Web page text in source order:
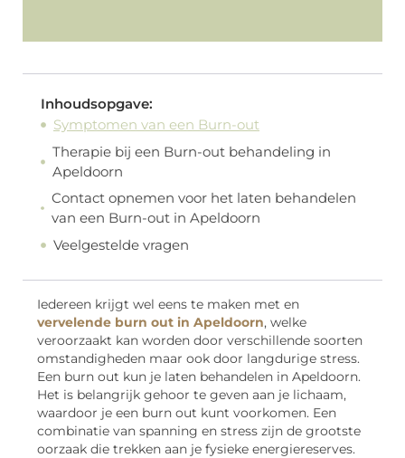
Inhoudsopgave:
Symptomen van een Burn-out
Therapie bij een Burn-out behandeling in
Apeldoorn
Contact opnemen voor het laten behandelen
van een Burn-out in Apeldoorn
Veelgestelde vragen
Iedereen krijgt wel eens te maken met en
vervelende burn out in Apeldoorn, welke
veroorzaakt kan worden door verschillende soorten
omstandigheden maar ook door langdurige stress.
Een burn out kun je laten behandelen in Apeldoorn.
Het is belangrijk gehoor te geven aan je lichaam,
waardoor je een burn out kunt voorkomen. Een
combinatie van spanning en stress zijn de grootste
oorzaak die trekken aan je fysieke energiereserves.